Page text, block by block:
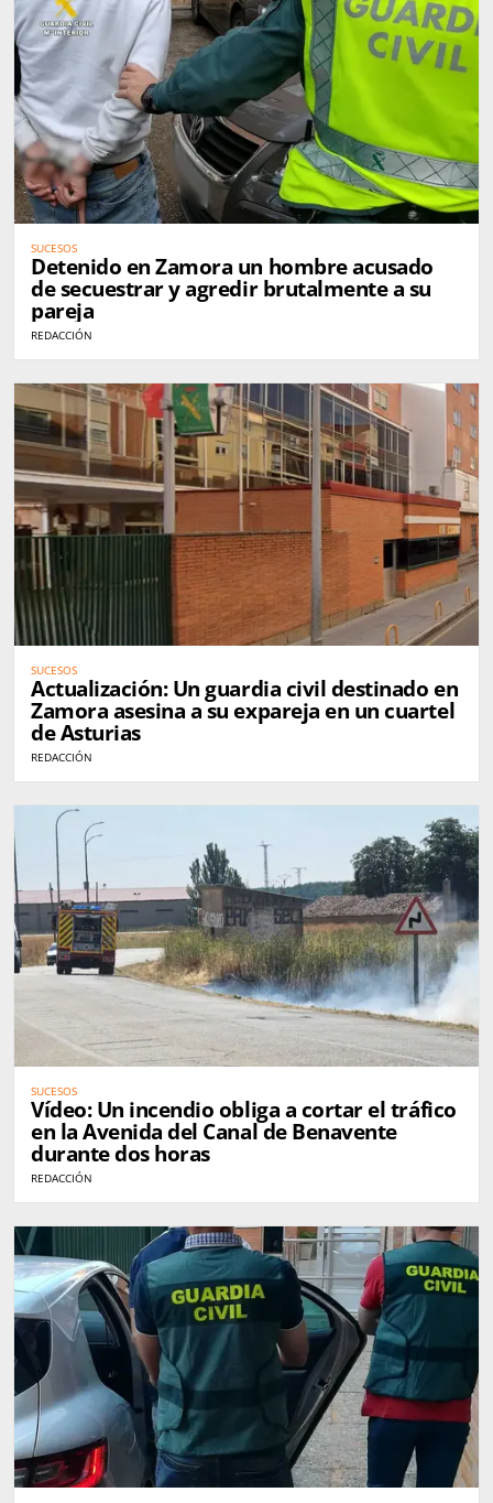
SUCESOS
Detenido en Zamora un hombre acusado
de secuestrar y agredir brutalmente a su
pareja
REDACCIÓN
SUCESOS
Actualización: Un guardia civil destinado en
Zamora asesina a su expareja en un cuartel
de Asturias
REDACCIÓN
SUCESOS
Vídeo: Un incendio obliga a cortar el tráfico
en la Avenida del Canal de Benavente
durante dos horas
REDACCIÓN